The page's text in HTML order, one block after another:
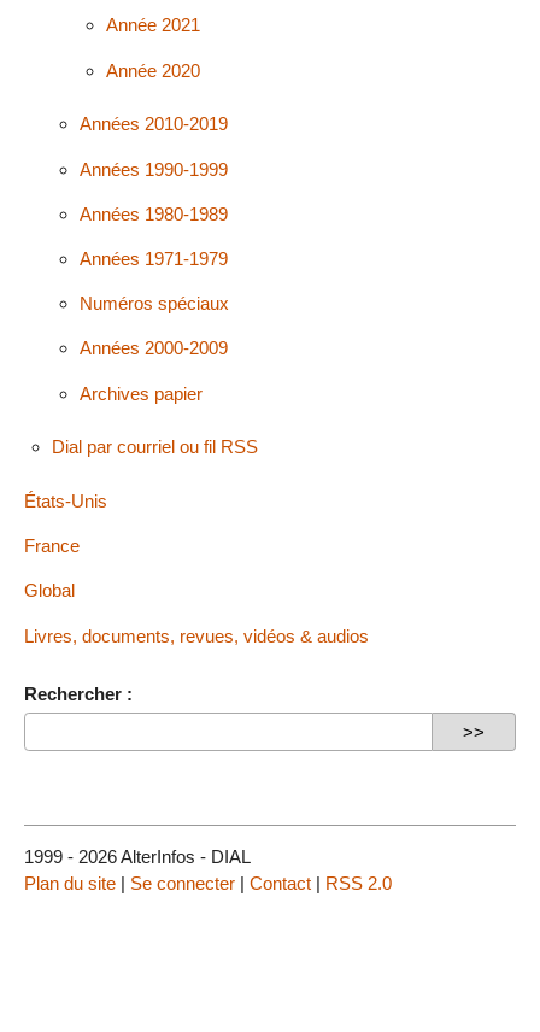
Année 2021
Année 2020
Années 2010-2019
Années 1990-1999
Années 1980-1989
Années 1971-1979
Numéros spéciaux
Années 2000-2009
Archives papier
Dial par courriel ou fil RSS
États-Unis
France
Global
Livres, documents, revues, vidéos & audios
Rechercher :
1999 - 2026 AlterInfos - DIAL
Plan du site | Se connecter | Contact | RSS 2.0